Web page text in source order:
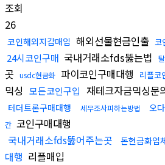
조회
26
코인해외지갑매입 해외선물현금인출 코
24시코인구매 국내거래소fds뚫는법
곳 usdc현금화 파이코인구매대행 리플코
믹싱 모든코인구입 재테크자금믹싱문
테더트론구매대행 세무조사피하는방법 오
간 코인구매대행
국내거래소fds뚫어주는곳
돈현금화업
대행 리플매입